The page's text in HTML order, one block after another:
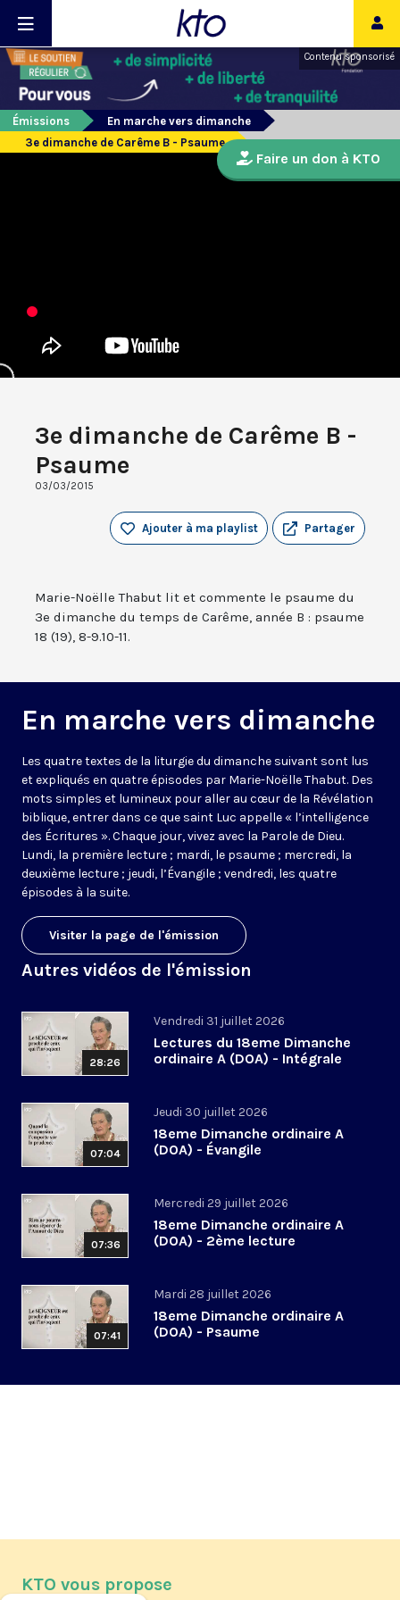
Contenu sponsorisé
Émissions
En marche vers dimanche
3e dimanche de Carême B - Psaume
3e dimanche de Carême B -
Psaume
03/03/2015
Partager
Ajouter à ma playlist
Marie-Noëlle Thabut lit et commente le psaume du
3e dimanche du temps de Carême, année B : psaume
18 (19), 8-9.10-11.
En marche vers dimanche
Les quatre textes de la liturgie du dimanche suivant sont lus
et expliqués en quatre épisodes par Marie-Noëlle Thabut. Des
mots simples et lumineux pour aller au cœur de la Révélation
biblique, entrer dans ce que saint Luc appelle « l’intelligence
des Écritures ». Chaque jour, vivez avec la Parole de Dieu.
Lundi, la première lecture ; mardi, le psaume ; mercredi, la
deuxième lecture ; jeudi, l’Évangile ; vendredi, les quatre
épisodes à la suite.
Visiter la page de l'émission
Autres vidéos de l'émission
28:26
Vendredi 31 juillet 2026
Lectures du 18eme Dimanche
ordinaire A (DOA) - Intégrale
07:04
Jeudi 30 juillet 2026
18eme Dimanche ordinaire A
(DOA) - Évangile
07:36
Mercredi 29 juillet 2026
18eme Dimanche ordinaire A
(DOA) - 2ème lecture
07:41
Mardi 28 juillet 2026
18eme Dimanche ordinaire A
(DOA) - Psaume
Faire un don à KTO
KTO vous propose